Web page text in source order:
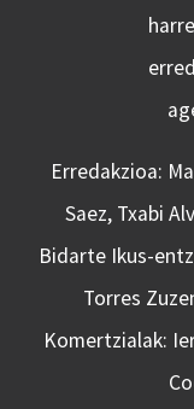
Erredakzioa:
Saez, Txabi
Bidarte Ikus-
Torres
Komertzialak: